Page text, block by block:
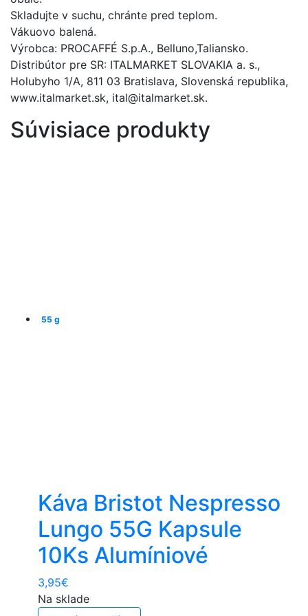
Skladujte v suchu, chránte pred teplom.
Vákuovo balená.
Výrobca: PROCAFFÉ S.p.A., Belluno,Taliansko.
Distribútor pre SR: ITALMARKET SLOVAKIA a. s.,
Holubyho 1/A, 811 03 Bratislava, Slovenská republika,
www.italmarket.sk, ital@italmarket.sk.
Súvisiace produkty
55 g
Káva Bristot Nespresso
Lungo 55G Kapsule
10Ks Alumíniové
3,95€
Na sklade